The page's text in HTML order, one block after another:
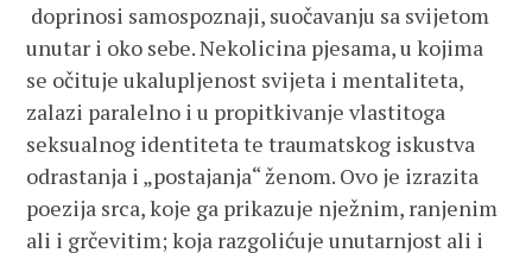
doprinosi samospoznaji, suočavanju sa svijetom
unutar i oko sebe. Nekolicina pjesama, u kojima
se očituje ukalupljenost svijeta i mentaliteta,
zalazi paralelno i u propitkivanje vlastitoga
seksualnog identiteta te traumatskog iskustva
odrastanja i „postajanja“ ženom. Ovo je izrazita
poezija srca, koje ga prikazuje nježnim, ranjenim
ali i grčevitim; koja razgolićuje unutarnjost ali i